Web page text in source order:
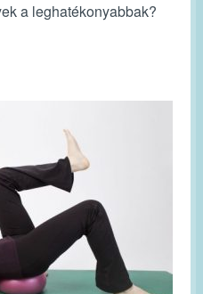
a leghatékonyabbak?